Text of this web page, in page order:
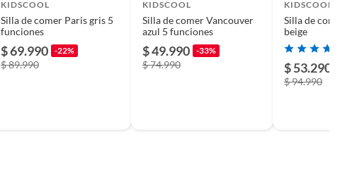
KIDSCOOL
Silla de comer Paris gris 5
funciones
$ 69.990 -22%
$ 89.990
KIDSCOOL
Silla de comer Vancouver
azul 5 funciones
$ 49.990 -33%
$ 74.990
KIDSCOOL
Silla de comer
beige
$ 53.290
$ 94.990